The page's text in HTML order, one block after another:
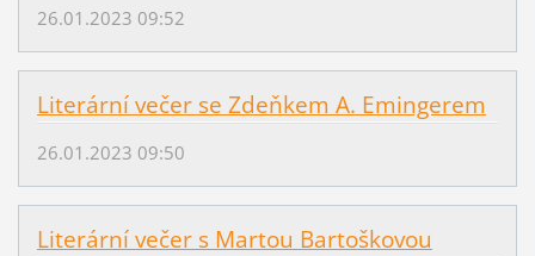
26.01.2023 09:52
Literární večer se Zdeňkem A. Emingerem
26.01.2023 09:50
Literární večer s Martou Bartoškovou